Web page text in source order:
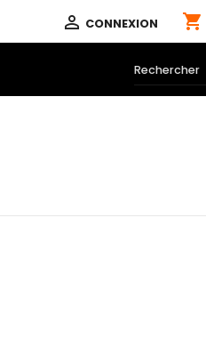
 CONNEXION shopping_cart